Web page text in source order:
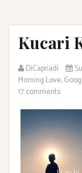
Kucari
DiCapriadi
Morning Love,
17 comments